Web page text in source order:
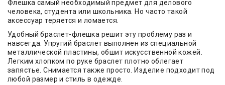
Флешка самый необходимый предмет для делового
человека, студента или школьника. Но часто такой
аксессуар теряется и ломается.
Удобный браслет-флешка решит эту проблему раз и
навсегда. Упругий браслет выполнен из специальной
металлической пластины, обшит искусственной кожей.
Легким хлопком по руке браслет плотно облегает
запястье. Снимается также просто. Изделие подходит под
любой размер и стиль в одежде.